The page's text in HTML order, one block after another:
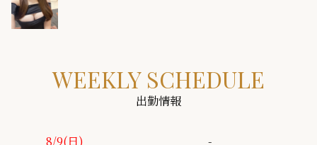
WEEKLY SCHEDULE
出勤情報
8/9(日)
-